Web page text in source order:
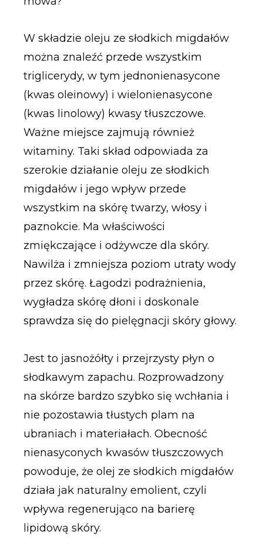
W składzie oleju ze słodkich migdałów
można znaleźć przede wszystkim
triglicerydy, w tym jednonienasycone
(kwas oleinowy) i wielonienasycone
(kwas linolowy) kwasy tłuszczowe.
Ważne miejsce zajmują również
witaminy. Taki skład odpowiada za
szerokie działanie oleju ze słodkich
migdałów i jego wpływ przede
wszystkim na skórę twarzy, włosy i
paznokcie. Ma właściwości
zmiękczające i odżywcze dla skóry.
Nawilża i zmniejsza poziom utraty wody
przez skórę. Łagodzi podrażnienia,
wygładza skórę dłoni i doskonale
sprawdza się do pielęgnacji skóry głowy.
Jest to jasnożółty i przejrzysty płyn o
słodkawym zapachu. Rozprowadzony
na skórze bardzo szybko się wchłania i
nie pozostawia tłustych plam na
ubraniach i materiałach. Obecność
nienasyconych kwasów tłuszczowych
powoduje, że olej ze słodkich migdałów
działa jak naturalny emolient, czyli
wpływa regenerująco na barierę
lipidową skóry.